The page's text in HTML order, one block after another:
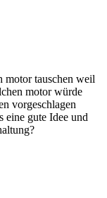
motor tauschen weil
motor würde
vorgeschlagen
eine gute Idee und